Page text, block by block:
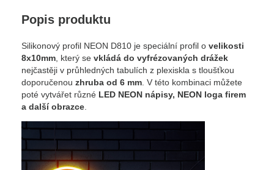
Popis produktu
Silikonový profil NEON D810 je speciální profil o velikosti
8x10mm, který se vkládá do vyfrézovaných drážek
nejčastěji v průhledných tabulích z plexiskla s tloušťkou
doporučenou zhruba od 6 mm. V této kombinaci můžete
poté vytvářet různé LED NEON nápisy, NEON loga firem
a další obrazce.